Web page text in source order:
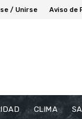
/ Unirse Aviso de
CLIMA